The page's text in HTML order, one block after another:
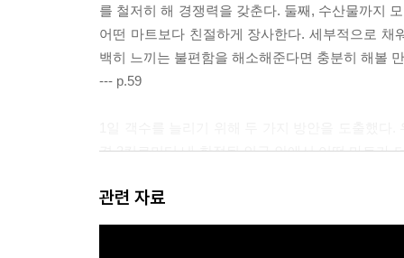
를 철저히 해 경쟁력을 갖춘다. 둘째, 수산물까지
어떤 마트보다 친절하게 장사한다. 세부적으로
백히 느끼는 불편함을 해소해준다면 충분히 해볼
--- p.59
경 3킬로미터 내 한정된 인구 안에서 어떤 마트가
대한 유치해야 한다. 이 과정에서 발생한 손실은
는 이런 비용을 UAC(User Acquisition Cost, 이용
관련 자료